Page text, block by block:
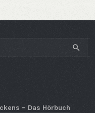
– Das Hörbuch